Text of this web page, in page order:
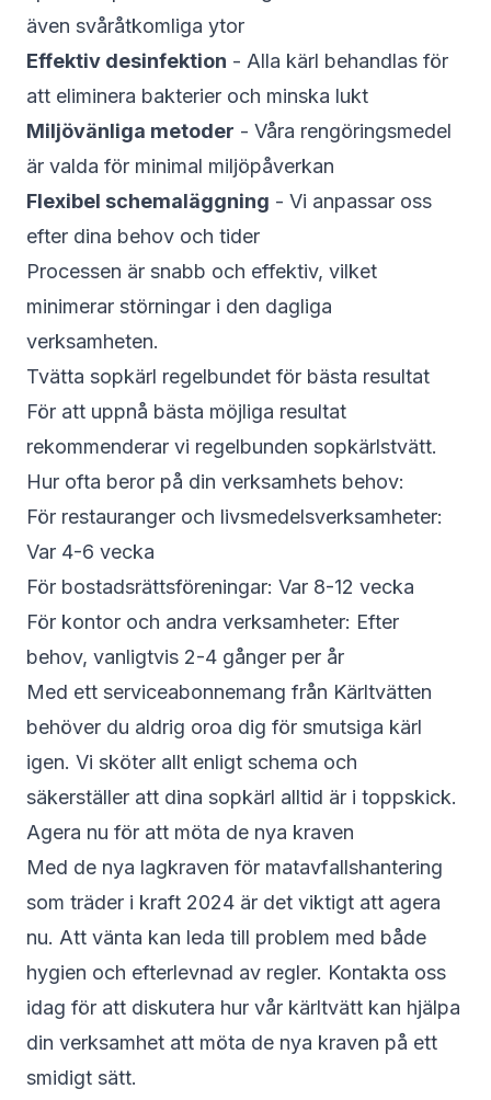
även svåråtkomliga ytor
Effektiv desinfektion - Alla kärl behandlas för
att eliminera bakterier och minska lukt
Miljövänliga metoder - Våra rengöringsmedel
är valda för minimal miljöpåverkan
Flexibel schemaläggning - Vi anpassar oss
efter dina behov och tider
Processen är snabb och effektiv, vilket
minimerar störningar i den dagliga
verksamheten.
Tvätta sopkärl regelbundet för bästa resultat
För att uppnå bästa möjliga resultat
rekommenderar vi regelbunden sopkärlstvätt.
Hur ofta beror på din verksamhets behov:
För restauranger och livsmedelsverksamheter:
Var 4-6 vecka
För bostadsrättsföreningar: Var 8-12 vecka
För kontor och andra verksamheter: Efter
behov, vanligtvis 2-4 gånger per år
Med ett serviceabonnemang från Kärltvätten
behöver du aldrig oroa dig för smutsiga kärl
igen. Vi sköter allt enligt schema och
säkerställer att dina sopkärl alltid är i toppskick.
Agera nu för att möta de nya kraven
Med de nya lagkraven för matavfallshantering
som träder i kraft 2024 är det viktigt att agera
nu. Att vänta kan leda till problem med både
hygien och efterlevnad av regler. Kontakta oss
idag för att diskutera hur vår kärltvätt kan hjälpa
din verksamhet att möta de nya kraven på ett
smidigt sätt.